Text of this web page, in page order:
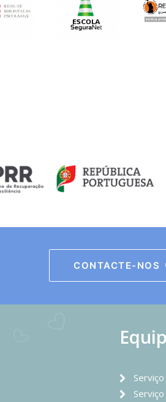
CONTACTE-NOS